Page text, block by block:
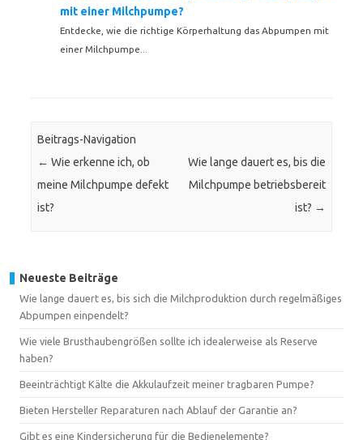
mit einer Milchpumpe?
Entdecke, wie die richtige Körperhaltung das Abpumpen mit
einer Milchpumpe...
Beitrags-Navigation
← Wie erkenne ich, ob
meine Milchpumpe defekt
ist?
Wie lange dauert es, bis die
Milchpumpe betriebsbereit
ist? →
Neueste Beiträge
Wie lange dauert es, bis sich die Milchproduktion durch regelmäßiges
Abpumpen einpendelt?
Wie viele Brusthaubengrößen sollte ich idealerweise als Reserve
haben?
Beeinträchtigt Kälte die Akkulaufzeit meiner tragbaren Pumpe?
Bieten Hersteller Reparaturen nach Ablauf der Garantie an?
Gibt es eine Kindersicherung für die Bedienelemente?